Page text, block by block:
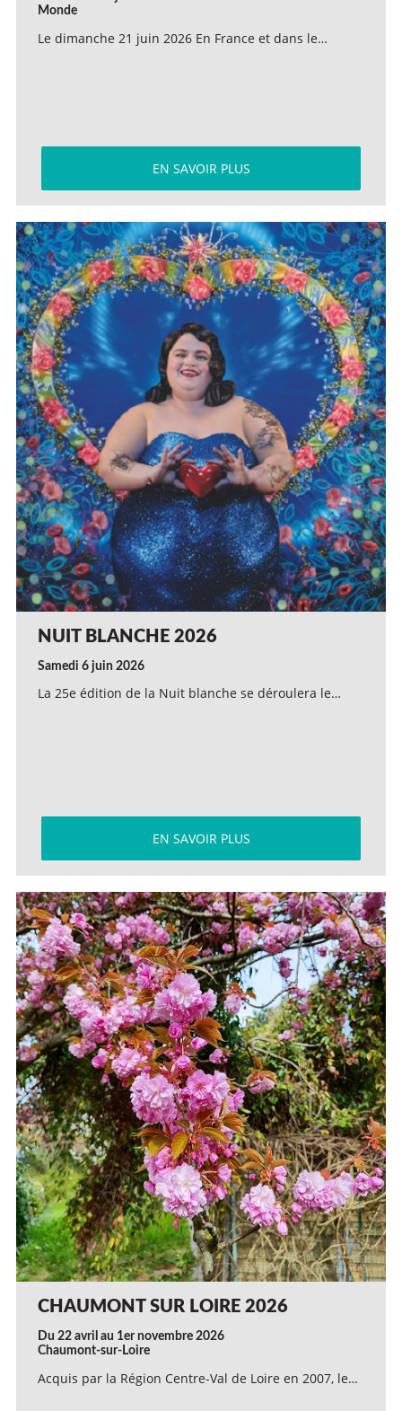
Monde
Le dimanche 21 juin 2026 En France et dans le…
EN SAVOIR PLUS
NUIT BLANCHE 2026
Samedi 6 juin 2026
La 25e édition de la Nuit blanche se déroulera le…
EN SAVOIR PLUS
CHAUMONT SUR LOIRE 2026
Du 22 avril au 1er novembre 2026
Chaumont-sur-Loire
Acquis par la Région Centre-Val de Loire en 2007, le…